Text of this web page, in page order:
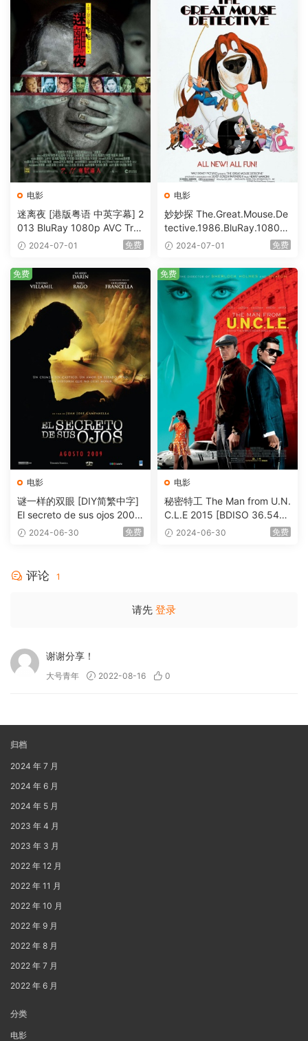
电影
迷离夜 [港版粤语 中英字幕] 2
013 BluRay 1080p AVC Tru
eHD5.1 [BDISO 22.64GB]
2024-07-01 免费
电影
妙妙探 The.Great.Mouse.De
tective.1986.BluRay.1080p.
AVC.DTS-HD.MA.5.1-HDHo
2024-07-01 免费
电影
谜一样的双眼 [DIY简繁中字]
El secreto de sus ojos 2009
1080p Blu-ray AVC DTS-HD
2024-06-30 免费
免费
电影
秘密特工 The Man from U.N.
C.L.E 2015 [BDISO 36.54G
B] 2024-06-30 免费
免费
评论 1
请先 登录
谢谢分享！
大号青年 2022-08-16 0
归档
2024 年 7 月
2024 年 6 月
2024 年 5 月
2023 年 4 月
2023 年 3 月
2022 年 12 月
2022 年 11 月
2022 年 10 月
2022 年 9 月
2022 年 8 月
2022 年 7 月
2022 年 6 月
分类
电影